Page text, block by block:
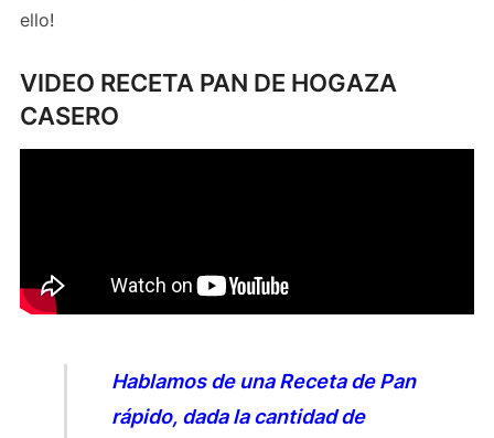
ello!
VIDEO RECETA PAN DE HOGAZA
CASERO
Hablamos de una Receta de Pan
rápido, dada la cantidad de